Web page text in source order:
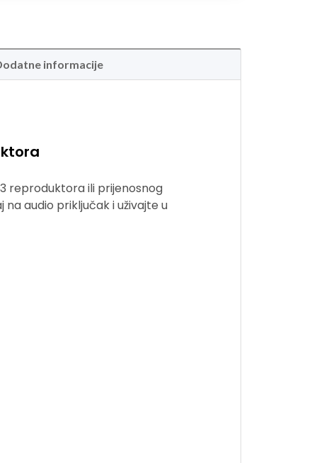
informacije
reproduktora ili prijenosnog
audio priključak i uživajte u